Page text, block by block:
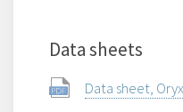
Data sheets
Data sheet,